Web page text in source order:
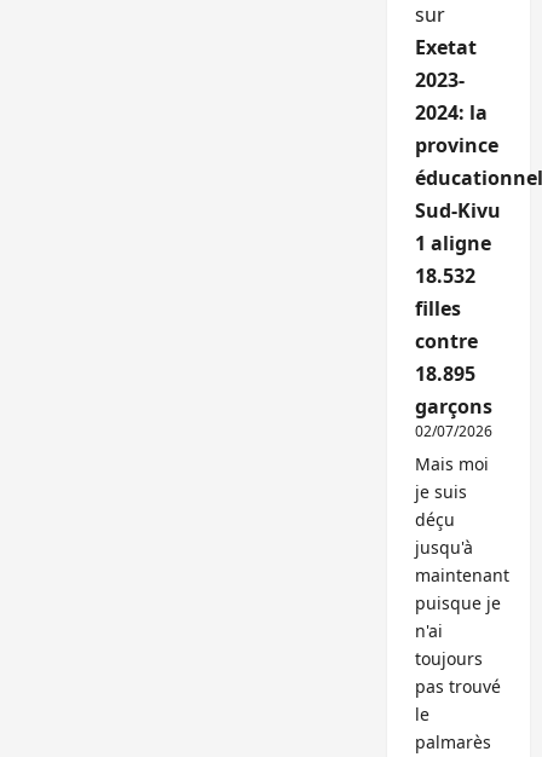
sur
Exetat
2023-
2024: la
province
Sud-Kivu
1 aligne
18.532
filles
contre
18.895
garçons
02/07/2026
Mais moi
je suis
déçu
jusqu'à
maintenant
puisque je
n'ai
toujours
pas trouvé
le
palmarès